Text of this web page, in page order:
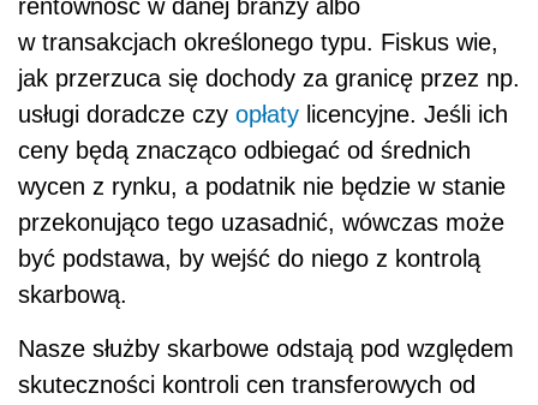
rentowność w danej branży albo
w transakcjach określonego typu. Fiskus wie,
jak przerzuca się dochody za granicę przez np.
usługi doradcze czy opłaty licencyjne. Jeśli ich
ceny będą znacząco odbiegać od średnich
wycen z rynku, a podatnik nie będzie w stanie
przekonująco tego uzasadnić, wówczas może
być podstawa, by wejść do niego z kontrolą
skarbową.
Nasze służby skarbowe odstają pod względem
skuteczności kontroli cen transferowych od